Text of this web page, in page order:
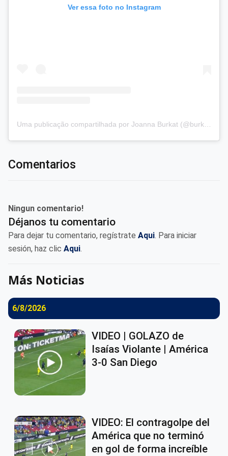
Ver essa foto no Instagram
Uma publicação compartilhada por Joanna Burkat (@burkat.joanna)
Comentarios
Ningun comentario!
Déjanos tu comentario
Para dejar tu comentario, regístrate Aqui. Para iniciar
sesión, haz clic Aqui.
Más Noticias
6/8/2026
VIDEO | GOLAZO de
Isaías Violante | América
3-0 San Diego
VIDEO: El contragolpe del
América que no terminó
en gol de forma increíble